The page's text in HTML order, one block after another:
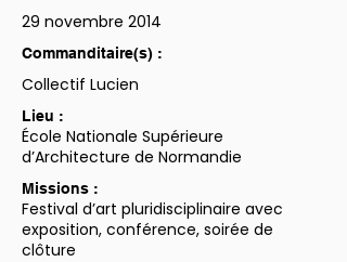
29 novembre 2014
Commanditaire(s) :
Collectif Lucien
Lieu :
École Nationale Supérieure
d’Architecture de Normandie
Missions :
Festival d’art pluridisciplinaire avec
exposition, conférence, soirée de
clôture